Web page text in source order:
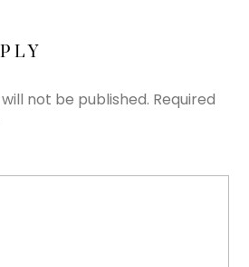
not be published. Required